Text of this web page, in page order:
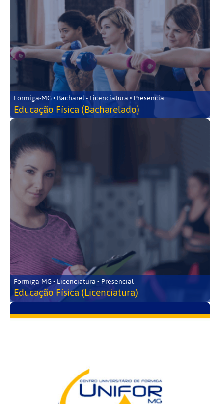
Formiga-MG • Bacharel - Licenciatura • Presencial
Educação Física (Bacharelado)
Formiga-MG • Licenciatura • Presencial
Educação Física (Licenciatura)